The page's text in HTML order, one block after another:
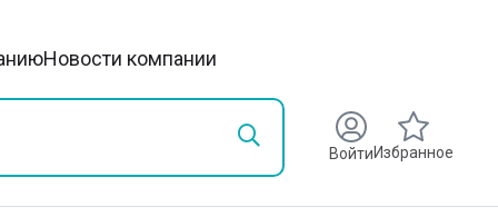
Новости компании
ВойтиИзбранное